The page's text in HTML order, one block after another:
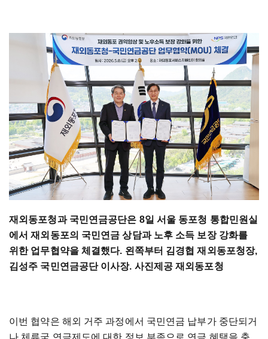
재외동포청과 국민연금공단은 8일 서울 동포청 통합민원실
에서 재외동포의 국민연금 상담과 노후 소득 보장 강화를
위한 업무협약을 체결했다. 왼쪽부터 김경협 재외동포청장,
김성주 국민연금공단 이사장. 사진제공 재외동포청
이번 협약은 해외 거주 과정에서 국민연금 납부가 중단되거
나 체류국 연금제도에 대한 정보 부족으로 연금 혜택을 충